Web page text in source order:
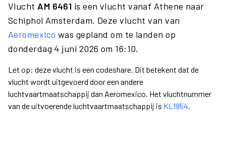
Vlucht AM 6461 is een vlucht vanaf Athene naar
Schiphol Amsterdam. Deze vlucht van van
Aeromexico was gepland om te landen op
donderdag 4 juni 2026 om 16:10.
Let op: deze vlucht is een codeshare. Dit betekent dat de
vlucht wordt uitgevoerd door een andere
luchtvaartmaatschappij dan Aeromexico. Het vluchtnummer
van de uitvoerende luchtvaartmaatschappij is KL1954.